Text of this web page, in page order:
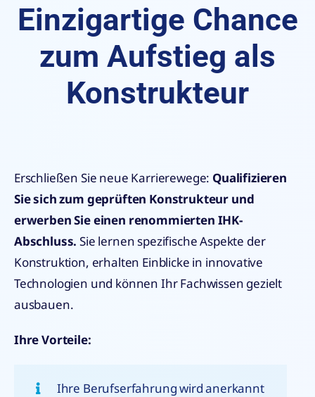
Einzigartige Chance
zum Aufstieg als
Konstrukteur
Erschließen Sie neue Karrierewege: Qualifizieren
Sie sich zum geprüften Konstrukteur und
erwerben Sie einen renommierten IHK-
Abschluss. Sie lernen spezifische Aspekte der
Konstruktion, erhalten Einblicke in innovative
Technologien und können Ihr Fachwissen gezielt
ausbauen.
Ihre Vorteile:
Ihre Berufserfahrung wird anerkannt